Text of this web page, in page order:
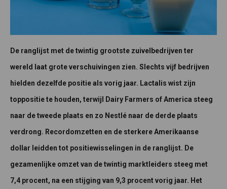
De ranglijst met de twintig grootste zuivelbedrijven ter
wereld laat grote verschuivingen zien. Slechts vijf bedrijven
hielden dezelfde positie als vorig jaar. Lactalis wist zijn
toppositie te houden, terwijl Dairy Farmers of America steeg
naar de tweede plaats en zo Nestlé naar de derde plaats
verdrong. Recordomzetten en de sterkere Amerikaanse
dollar leidden tot positiewisselingen in de ranglijst. De
gezamenlijke omzet van de twintig marktleiders steeg met
7,4 procent, na een stijging van 9,3 procent vorig jaar. Het